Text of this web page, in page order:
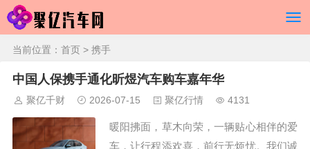
当前位置： 首页 > 携手
中国人保携手通化昕煜汽车购车嘉年华
聚亿千财 2026-07-15 聚亿行情 4131
暖阳拂面，草木向荣，一辆贴心相伴的爱
车，让行程添欢喜，前行无烦忧。我们诚